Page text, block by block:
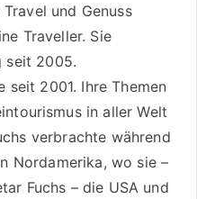
und Genuss
Traveller. Sie
seit 2005.
seit 2001. Ihre Themen
in aller Welt
verbrachte während
Nordamerika, wo sie –
Fuchs – die USA und